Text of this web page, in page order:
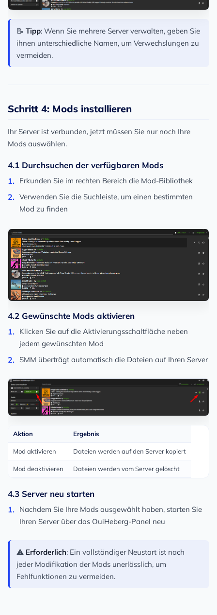
📝 Tipp: Wenn Sie mehrere Server verwalten, geben Sie
ihnen unterschiedliche Namen, um Verwechslungen zu
vermeiden.
Schritt 4: Mods installieren
Ihr Server ist verbunden, jetzt müssen Sie nur noch Ihre
Mods auswählen.
4.1 Durchsuchen der verfügbaren Mods
Erkunden Sie im rechten Bereich die Mod-Bibliothek
Verwenden Sie die Suchleiste, um einen bestimmten
Mod zu finden
4.2 Gewünschte Mods aktivieren
Klicken Sie auf die Aktivierungsschaltfläche neben
jedem gewünschten Mod
SMM überträgt automatisch die Dateien auf Ihren Server
Aktion Ergebnis
Mod aktivieren Dateien werden auf den Server kopiert
Mod deaktivieren Dateien werden vom Server gelöscht
4.3 Server neu starten
Nachdem Sie Ihre Mods ausgewählt haben, starten Sie
Ihren Server über das OuiHeberg-Panel neu
⚠️ Erforderlich: Ein vollständiger Neustart ist nach
jeder Modifikation der Mods unerlässlich, um
Fehlfunktionen zu vermeiden.